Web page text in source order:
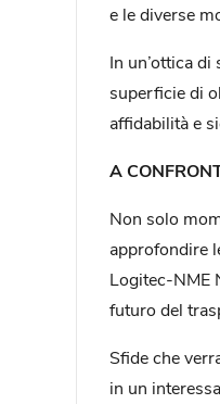
e le diverse
In un’ottica
superficie di
affidabilità e
A
Non solo
approfondire
Logitec-NME
futuro del
Sfide che
in un